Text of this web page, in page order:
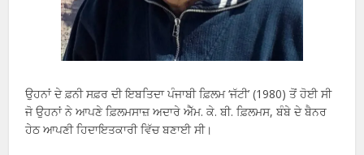
ਉਹਨਾਂ ਦੇ ਫ਼ਨੀ ਸਫ਼ਰ ਦੀ ਇਬਤਿਦਾ ਪੰਜਾਬੀ ਫ਼ਿਲਮ ‘ਜੱਟੀ’ (1980) ਤੋਂ ਹੋਈ ਸੀ
ਜੋ ਉਹਨਾਂ ਨੇ ਆਪਣੇ ਫ਼ਿਲਮਸਾਜ਼ ਅਦਾਰੇ ਐੱਮ. ਕੇ. ਬੀ. ਫ਼ਿਲਮਸ, ਬੰਬੇ ਦੇ ਬੈਨਰ
ਹੇਠ ਆਪਣੀ ਹਿਦਾਇਤਕਾਰੀ ਵਿੱਚ ਬਣਾਈ ਸੀ।